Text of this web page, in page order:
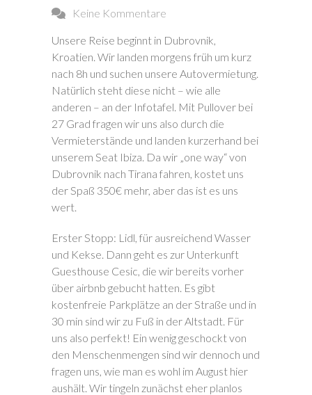
Keine Kommentare
Unsere Reise beginnt in Dubrovnik,
Kroatien. Wir landen morgens früh um kurz
nach 8h und suchen unsere Autovermietung.
Natürlich steht diese nicht – wie alle
anderen – an der Infotafel. Mit Pullover bei
27 Grad fragen wir uns also durch die
Vermieterstände und landen kurzerhand bei
unserem Seat Ibiza. Da wir „one way“ von
Dubrovnik nach Tirana fahren, kostet uns
der Spaß 350€ mehr, aber das ist es uns
wert.
Erster Stopp: Lidl, für ausreichend Wasser
und Kekse. Dann geht es zur Unterkunft
Guesthouse Cesic, die wir bereits vorher
über airbnb gebucht hatten. Es gibt
kostenfreie Parkplätze an der Straße und in
30 min sind wir zu Fuß in der Altstadt. Für
uns also perfekt! Ein wenig geschockt von
den Menschenmengen sind wir dennoch und
fragen uns, wie man es wohl im August hier
aushält. Wir tingeln zunächst eher planlos